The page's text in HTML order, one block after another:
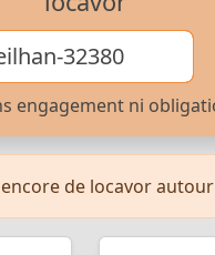
engagement ni
de locavor